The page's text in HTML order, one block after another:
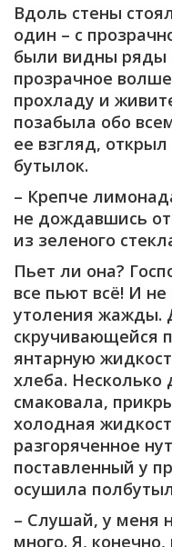
Вдоль стены
один – с
были видны ряды
прозрачное
прохладу и
позабыла обо
ее взгляд,
бутылок.
– Крепче
не дождавшись
из зеленого
Пьет ли она?
все пьют всё! И
утоления жажды.
скручивающейся
янтарную
хлеба. Несколько
смаковала,
холодная
разгоряченное
поставленный у
осушила
– Слушай, у меня
много. Я,